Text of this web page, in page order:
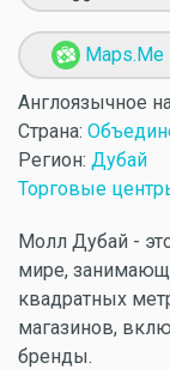
Maps.Me
Англоязычное
Страна:
Регион: Дубай
Торговые
Молл Дубай -
мире,
квадратных
магазинов,
бренды.